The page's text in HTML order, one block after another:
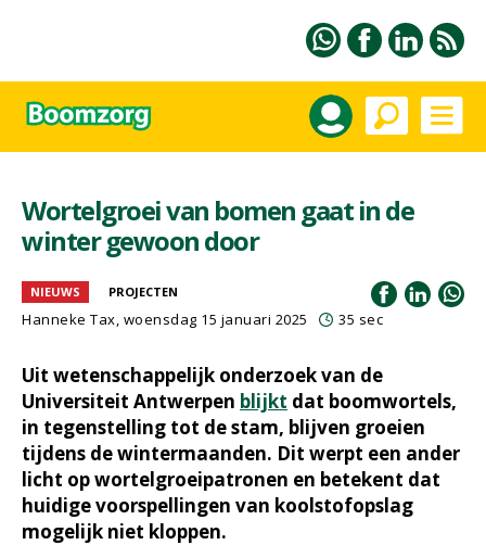
Wortelgroei van bomen gaat in de
winter gewoon door
NIEUWS PROJECTEN
Hanneke Tax, woensdag 15 januari 2025 35 sec
Uit wetenschappelijk onderzoek van de
Universiteit Antwerpen blijkt dat boomwortels,
in tegenstelling tot de stam, blijven groeien
tijdens de wintermaanden. Dit werpt een ander
licht op wortelgroeipatronen en betekent dat
huidige voorspellingen van koolstofopslag
mogelijk niet kloppen.